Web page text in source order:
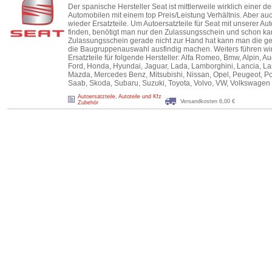
Der spanische Hersteller Seat ist mittlerweile wirklich einer
Automobilen mit einem top Preis/Leistung Verhältnis. Aber
wieder Ersatzteile. Um Autoersatzteile für Seat mit unserer
finden, benötigt man nur den Zulassungsschein und schon
Zulassungsschein gerade nicht zur Hand hat kann man die
die Baugruppenauswahl ausfindig machen. Weiters führen
Ersatzteile für folgende Hersteller: Alfa Romeo, Bmw, Alpin,
Ford, Honda, Hyundai, Jaguar, Lada, Lamborghini, Lancia,
Mazda, Mercedes Benz, Mitsubishi, Nissan, Opel, Peugeot,
Saab, Skoda, Subaru, Suzuki, Toyota, Volvo, VW, Volkswagen
Autoersatzteile, Autoteile und Kfz
Zubehör
Versandkosten 6,00 €